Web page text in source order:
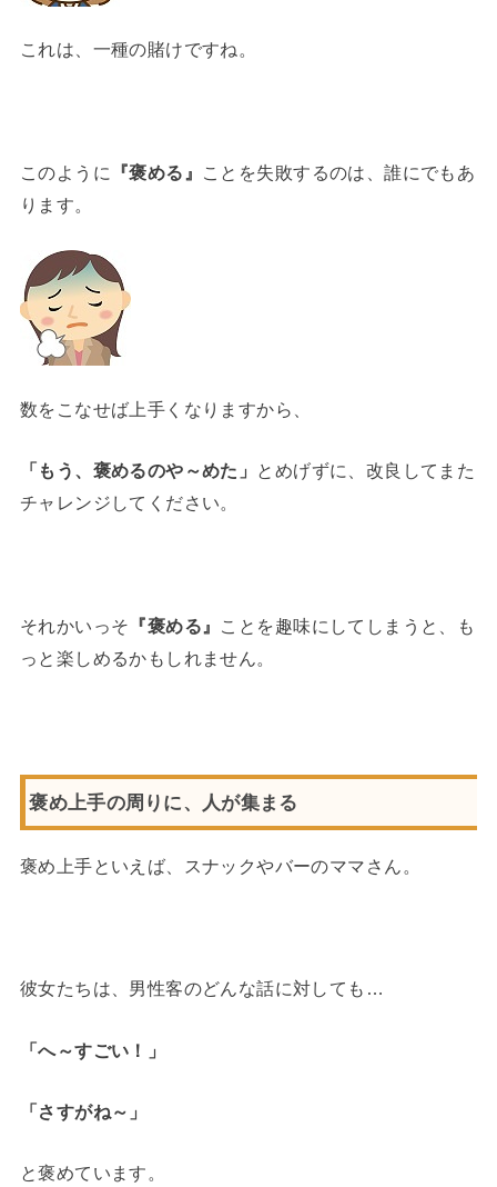
これは、一種の賭けですね。
このように 『褒める』
ことを失敗するのは、誰にでもあ
ります。
数をこなせば上手くなりますから、
「もう、褒めるのや～めた」 とめげずに、改良してまた
チャレンジしてください。
それかいっそ 『褒める』 ことを趣味にしてしまうと、も
っと楽しめるかもしれません。
褒め上手の周りに、人が集まる
褒め上手といえば、スナックやバーのママさん。
彼女たちは、男性客のどんな話に対しても…
「へ～すごい！」
「さすがね～」
と褒めています。